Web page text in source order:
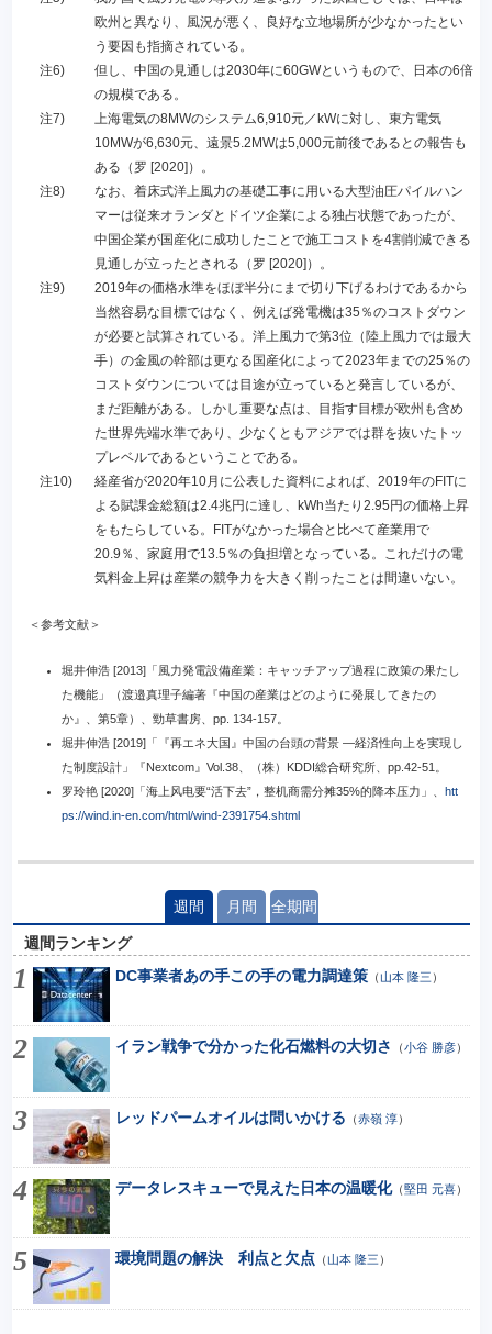
欧州と異なり、風況が悪く、良好な立地場所が少なかったとい
う要因も指摘されている。
注6)
但し、中国の見通しは2030年に60GWというもので、日本の6倍
の規模である。
注7)
上海電気の8MWのシステム6,910元／kWに対し、東方電気
10MWが6,630元、遠景5.2MWは5,000元前後であるとの報告も
ある（罗 [2020]）。
注8)
なお、着床式洋上風力の基礎工事に用いる大型油圧パイルハン
マーは従来オランダとドイツ企業による独占状態であったが、
中国企業が国産化に成功したことで施工コストを4割削減できる
見通しが立ったとされる（罗 [2020]）。
注9)
2019年の価格水準をほぼ半分にまで切り下げるわけであるから
当然容易な目標ではなく、例えば発電機は35％のコストダウン
が必要と試算されている。洋上風力で第3位（陸上風力では最大
手）の金風の幹部は更なる国産化によって2023年までの25％の
コストダウンについては目途が立っていると発言しているが、
まだ距離がある。しかし重要な点は、目指す目標が欧州も含め
た世界先端水準であり、少なくともアジアでは群を抜いたトッ
プレベルであるということである。
注10)
経産省が2020年10月に公表した資料によれば、2019年のFITに
よる賦課金総額は2.4兆円に達し、kWh当たり2.95円の価格上昇
をもたらしている。FITがなかった場合と比べて産業用で
20.9％、家庭用で13.5％の負担増となっている。これだけの電
気料金上昇は産業の競争力を大きく削ったことは間違いない。
＜参考文献＞
堀井伸浩 [2013]「風力発電設備産業：キャッチアップ過程に政策の果たし
た機能」（渡邉真理子編著『中国の産業はどのように発展してきたの
か』、第5章）、勁草書房、pp. 134-157。
堀井伸浩 [2019]「『再エネ大国』中国の台頭の背景 ―経済性向上を実現し
た制度設計」『Nextcom』Vol.38、（株）KDDI総合研究所、pp.42-51。
罗玲艳 [2020]「海上风电要“活下去”，整机商需分摊35%的降本压力」、 htt
ps://wind.in-en.com/html/wind-2391754.shtml
週間 月間 全期間
週間ランキング
DC事業者あの手この手の電力調達策（山本 隆三 ）
イラン戦争で分かった化石燃料の大切さ （小谷 勝彦）
レッドパームオイルは問いかける （赤嶺 淳）
データレスキューで見えた日本の温暖化（堅田 元喜）
環境問題の解決 利点と欠点 （山本 隆三 ）